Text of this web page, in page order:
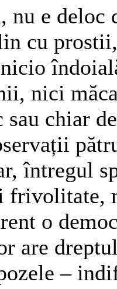
e deloc
cu
nici
chiar
întregul
frivolitate,
o
are
–